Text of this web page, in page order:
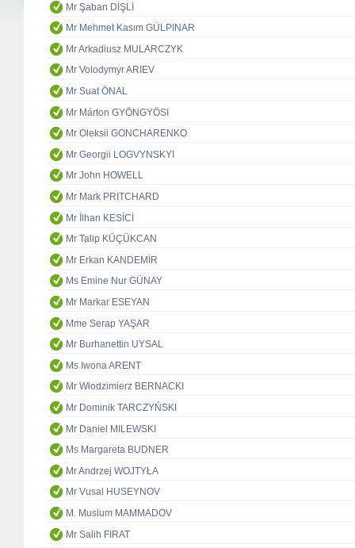
Mr Şaban DİŞLİ
Mr Mehmet Kasım GÜLPINAR
Mr Arkadiusz MULARCZYK
Mr Volodymyr ARIEV
Mr Suat ÖNAL
Mr Márton GYÖNGYÖSI
Mr Oleksii GONCHARENKO
Mr Georgii LOGVYNSKYI
Mr John HOWELL
Mr Mark PRITCHARD
Mr İlhan KESİCİ
Mr Talip KÜÇÜKCAN
Mr Erkan KANDEMİR
Ms Emine Nur GÜNAY
Mr Markar ESEYAN
Mme Serap YAŞAR
Mr Burhanettin UYSAL
Ms Iwona ARENT
Mr Włodzimierz BERNACKI
Mr Dominik TARCZYŃSKI
Mr Daniel MILEWSKI
Ms Margareta BUDNER
Mr Andrzej WOJTYŁA
Mr Vusal HUSEYNOV
M. Muslum MAMMADOV
Mr Salih FIRAT